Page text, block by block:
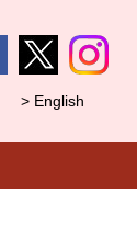
> English